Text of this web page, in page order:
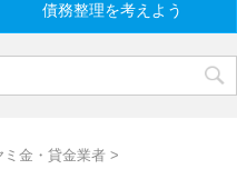
債務整理を考えよう
ミ金・貸金業者 >